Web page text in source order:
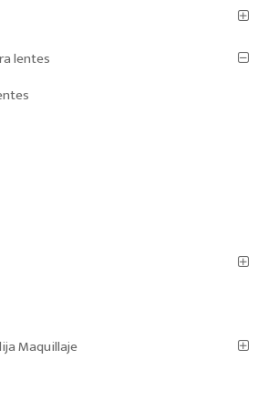
lentes
Maquillaje